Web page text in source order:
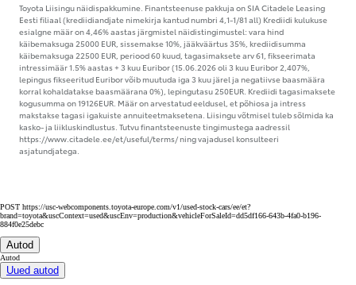
Toyota Liisingu näidispakkumine. Finantsteenuse pakkuja on SIA Citadele Leasing
Eesti filiaal (krediidiandjate nimekirja kantud numbri 4,1-1/81 all) Krediidi kulukuse
esialgne määr on 4,46% aastas järgmistel näidistingimustel: vara hind
käibemaksuga 25000 EUR, sissemakse 10%, jääkväärtus 35%, krediidisumma
käibemaksuga 22500 EUR, periood 60 kuud, tagasimaksete arv 61, fikseerimata
intressimäär 1.5% aastas + 3 kuu Euribor (15.06.2026 oli 3 kuu Euribor 2,407%,
lepingus fikseeritud Euribor võib muutuda iga 3 kuu järel ja negatiivse baasmäära
korral kohaldatakse baasmäärana 0%), lepingutasu 250EUR. Krediidi tagasimaksete
kogusumma on 19126EUR. Määr on arvestatud eeldusel, et põhiosa ja intress
makstakse tagasi igakuiste annuiteetmaksetena. Liisingu võtmisel tuleb sõlmida ka
kasko- ja liikluskindlustus. Tutvu finantsteenuste tingimustega aadressil
https://www.citadele.ee/et/useful/terms/ ning vajadusel konsulteeri
asjatundjatega.
POST https://usc-webcomponents.toyota-europe.com/v1/used-stock-cars/ee/et?
brand=toyota&uscContext=used&uscEnv=production&vehicleForSaleId=dd5df166-643b-4fa0-b196-
884f0e25debc
Autod
Autod
Uued autod